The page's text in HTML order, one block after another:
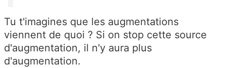
Tu t'imagines que les augmentations
viennent de quoi ? Si on stop cette source
d'augmentation, il n'y aura plus
d'augmentation.